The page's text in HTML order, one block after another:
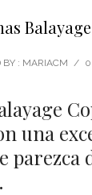
BY : MARIACM /
una
parezca